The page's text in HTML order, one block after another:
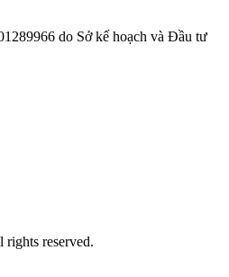
do Sở kế hoạch và Đầu tư
reserved.